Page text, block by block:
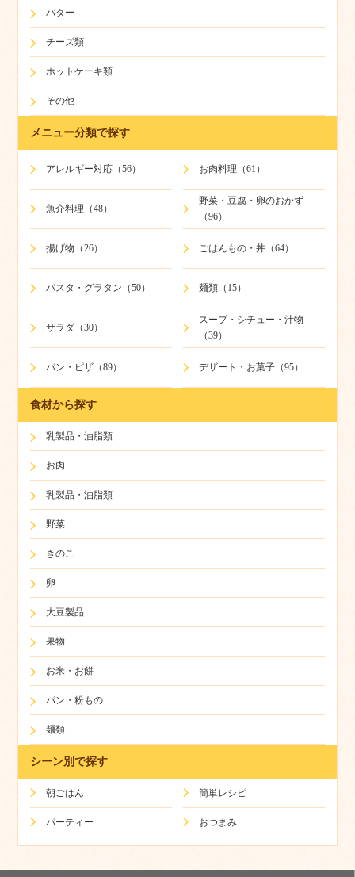
バター
チーズ類
ホットケーキ類
その他
メニュー分類で探す
アレルギー対応（56） お肉料理（61）
魚介料理（48）
野菜・豆腐・卵のおかず
（96）
揚げ物（26） ごはんもの・丼（64）
パスタ・グラタン（50） 麺類（15）
サラダ（30）
スープ・シチュー・汁物
（39）
パン・ピザ（89） デザート・お菓子（95）
食材から探す
乳製品・油脂類
お肉
乳製品・油脂類
野菜
きのこ
卵
大豆製品
果物
お米・お餅
パン・粉もの
麺類
シーン別で探す
朝ごはん 簡単レシピ
パーティー おつまみ